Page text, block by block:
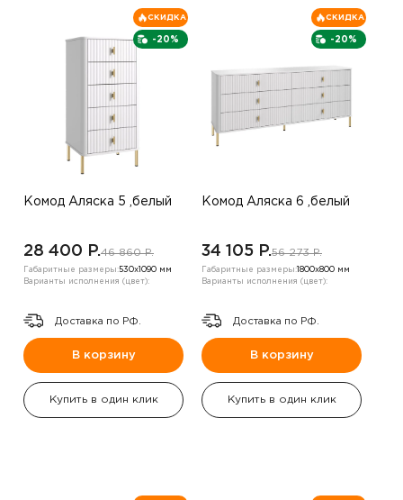
-20%
СКИДКА
Комод Аляска 5 ,белый
28 400 P.46 860 P.
Габаритные размеры:530х1090 мм
Варианты исполнения (цвет):
Доставка по РФ.
В корзину
Купить в один клик
-20%
СКИДКА
Комод Аляска 6 ,белый
34 105 P.56 273 P.
Габаритные размеры: 1800х800 мм
Варианты исполнения (цвет):
Доставка по РФ.
В корзину
Купить в один клик